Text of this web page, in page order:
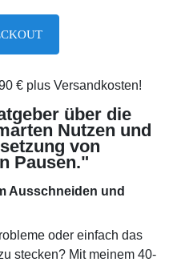
€ plus Versandkosten!
über die
Nutzen und
von
Pausen."
Ausschneiden und
oder einfach das
stecken? Mit meinem 40-